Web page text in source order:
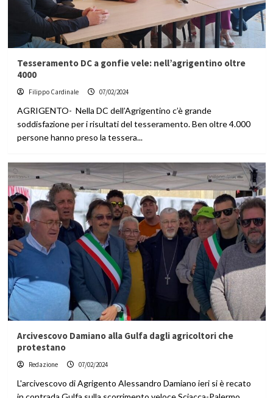
Tesseramento DC a gonfie vele: nell’agrigentino oltre
4000
Filippo Cardinale 07/02/2024
AGRIGENTO- Nella DC dell’Agrigentino c’è grande
soddisfazione per i risultati del tesseramento. Ben oltre 4.000
persone hanno preso la tessera...
Arcivescovo Damiano alla Gulfa dagli agricoltori che
protestano
Redazione 07/02/2024
L'arcivescovo di Agrigento Alessandro Damiano ieri si è recato